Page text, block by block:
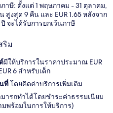
ภาษี: ตั้งแต่ 1 พฤษภาคม - 31 ตุลาคม,
สูงสุด 9 คืน และ EUR 1.65 หลังจาก
จะได้รับการยกเว้นภาษี
ริม
มีให้บริการในราคาประมาณ EUR
6 สำหรับเด็ก
ที่โดยคิดค่าบริการเพิ่มเติม
ารถทำได้โดยชำระค่าธรรมเนียม
พร้อมในการให้บริการ)